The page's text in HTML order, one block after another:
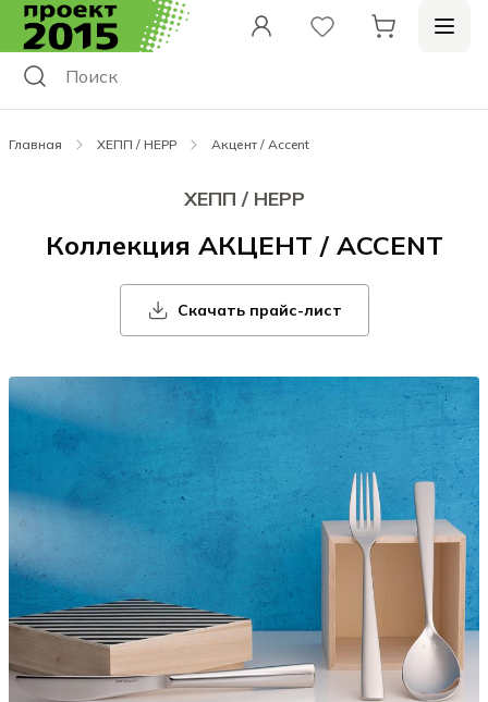
Главная ХЕПП / HEPP Акцент / Accent
ХЕПП / HEPP
Коллекция АКЦЕНТ / ACCENT
Скачать прайс-лист